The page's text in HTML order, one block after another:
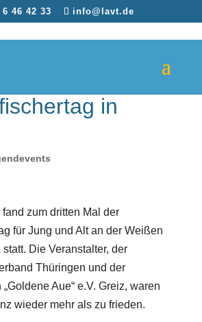
6 46 42 33 info@lavt.de
in
zum dritten Mal der
für Jung und Alt an der Weißen
Die Veranstalter, der
Thüringen und der
Aue“ e.V. Greiz, waren
wieder mehr als zu frieden.